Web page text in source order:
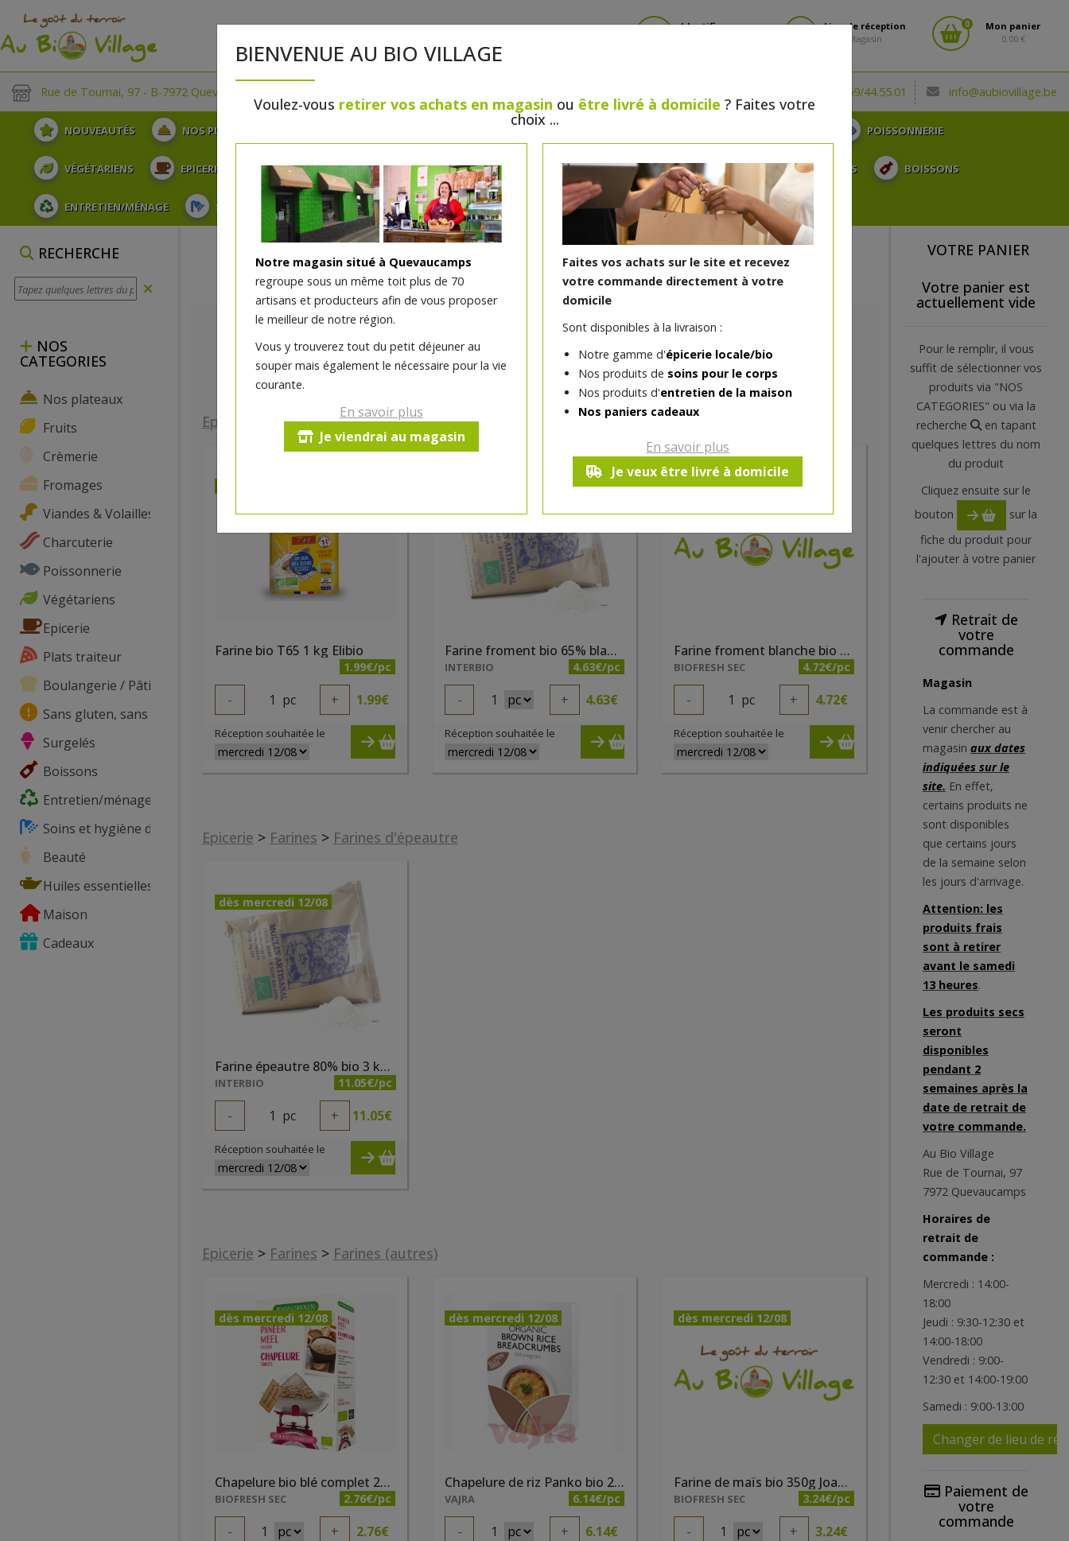
Identifiez-vous
Lieu de réception
Magasin
0
Mon panier
0.00 €
Rue de Tournai, 97 - B-7972 Quevaucamps (0032) 069/44.55.01 info@aubiovillage.be
NOUVEAUTÉS NOS PLATEAUX POISSONNERIE
VÉGÉTARIENS EPICERIE PLATS TRAITEUR BOULANGERIE / PÂTISSERIE SANS GLUTEN, SANS LACTOSE, ... SURGELÉS BOISSONS
ENTRETIEN/MÉNAGE SOINS ET HYGIÈNE DU CORPS BEAUTÉ HUILES ESSENTIELLES MAISON CADEAUX
RECHERCHE
NOS
CATEGORIES
Nos plateaux
Fruits
Crèmerie
Fromages
Viandes & Volailles
Charcuterie
Poissonnerie
Végétariens
Epicerie
Plats traiteur
Boulangerie / Pâtisserie
Sans gluten, sans lactose, ...
Surgelés
Boissons
Entretien/ménage
Soins et hygiène du corps
Beauté
Huiles essentielles
Maison
Cadeaux
BIENVENUE AU BIO VILLAGE
Voulez-vous retirer vos achats en magasin ou être livré à domicile ? Faites votre
choix ...
Notre magasin situé à Quevaucamps
regroupe sous un même toit plus de 70
artisans et producteurs afin de vous proposer
le meilleur de notre région.
Vous y trouverez tout du petit déjeuner au
souper mais également le nécessaire pour la vie
courante.
En savoir plus
Je viendrai au magasin
Faites vos achats sur le site et recevez
votre commande directement à votre
domicile
Sont disponibles à la livraison :
Notre gamme d'épicerie locale/bio
Nos produits de soins pour le corps
Nos produits d'entretien de la maison
Nos paniers cadeaux
En savoir plus
Je veux être livré à domicile
FARINES
Epicerie Farines>Farines de blé
Farine bio T65 1 kg Elibio
1.99€/pc
- 1 pc + 1.99€
Réception souhaitée le
Farine froment bio 65% blanche 2 kg Ferme Baré
INTERBIO 4.63€/pc
- 1 + 4.63€
Réception souhaitée le
dès mercredi 12/08
Farine froment blanche bio T65 1 kg Mouligrange
BIOFRESH SEC 4.72€/pc
- 1 pc + 4.72€
Réception souhaitée le
Epicerie > Farines > Farines d'épeautre
dès mercredi 12/08
Farine épeautre 80% bio 3 kg Farine Baré
INTERBIO 11.05€/pc
- 1 pc + 11.05€
Réception souhaitée le
Epicerie > Farines > Farines (autres)
dès mercredi 12/08
Chapelure bio blé complet 200g
BIOFRESH SEC 2.76€/pc
- 1 + 2.76€
dès mercredi 12/08
Chapelure de riz Panko bio 250g
VAJRA 6.14€/pc
- 1 + 6.14€
dès mercredi 12/08
Farine de maïs bio 350g Joannus
BIOFRESH SEC 3.24€/pc
- 1 + 3.24€
VOTRE PANIER
Votre panier est
actuellement vide
Pour le remplir, il vous
suffit de sélectionner vos
produits via "NOS
CATEGORIES" ou via la
recherche
en tapant
quelques lettres du nom
du produit
Cliquez ensuite sur le
bouton
sur la
fiche du produit pour
l'ajouter à votre panier
Retrait de
votre
commande
Magasin
La commande est à
venir chercher au
magasin aux dates
indiquées sur le
site. En effet,
certains produits ne
sont disponibles
que certains jours
de la semaine selon
les jours d'arrivage.
Attention: les
produits frais
sont à retirer
avant le samedi
13 heures.
Les produits secs
seront
disponibles
pendant 2
semaines après la
date de retrait de
votre commande.
Au Bio Village
Rue de Tournai, 97
7972 Quevaucamps
Horaires de
retrait de
commande :
Mercredi : 14:00-
18:00
Jeudi : 9:30-12:30 et
14:00-18:00
Vendredi : 9:00-
12:30 et 14:00-19:00
Samedi : 9:00-13:00
Changer de lieu de
Paiement de
votre
commande